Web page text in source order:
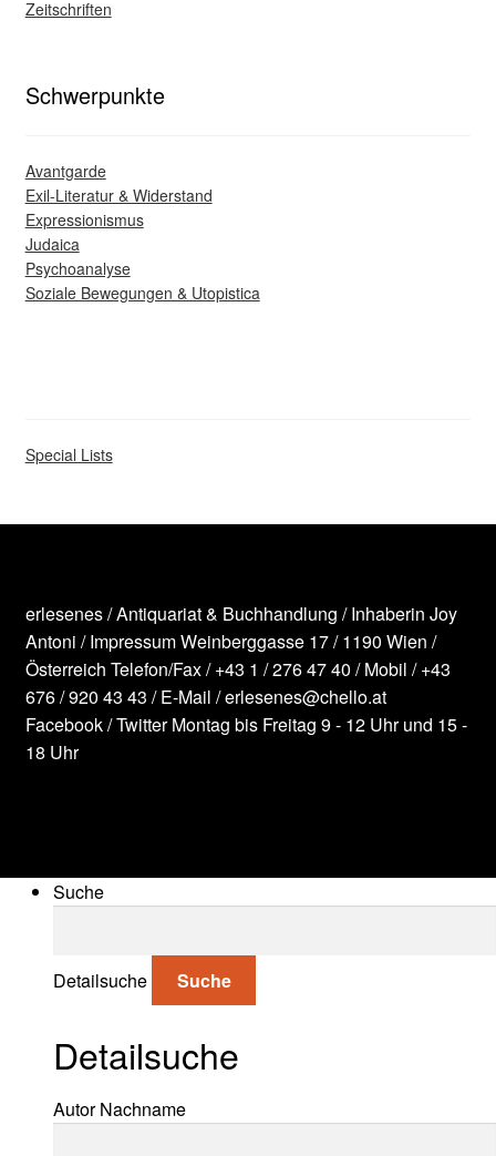
Zeitschriften
Schwerpunkte
Avantgarde
Exil-Literatur & Widerstand
Expressionismus
Judaica
Psychoanalyse
Soziale Bewegungen & Utopistica
Special Lists
erlesenes / Antiquariat & Buchhandlung / Inhaberin Joy
Antoni /ImpressumWeinberggasse 17 / 1190 Wien /
Österreich Telefon/Fax /+43 1 / 276 47 40 / Mobil /+43
676 / 920 43 43 / E-Mail /erlesenes@chello.at
Facebook/Twitter Montag bis Freitag 9 - 12 Uhr und 15 -
18 Uhr
Suche
Detailsuche Suche
Detailsuche
Suche nach:
Autor Nachname